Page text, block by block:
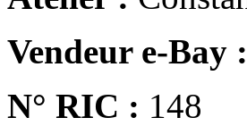
Vendeur e-Bay :
N° RIC : 148